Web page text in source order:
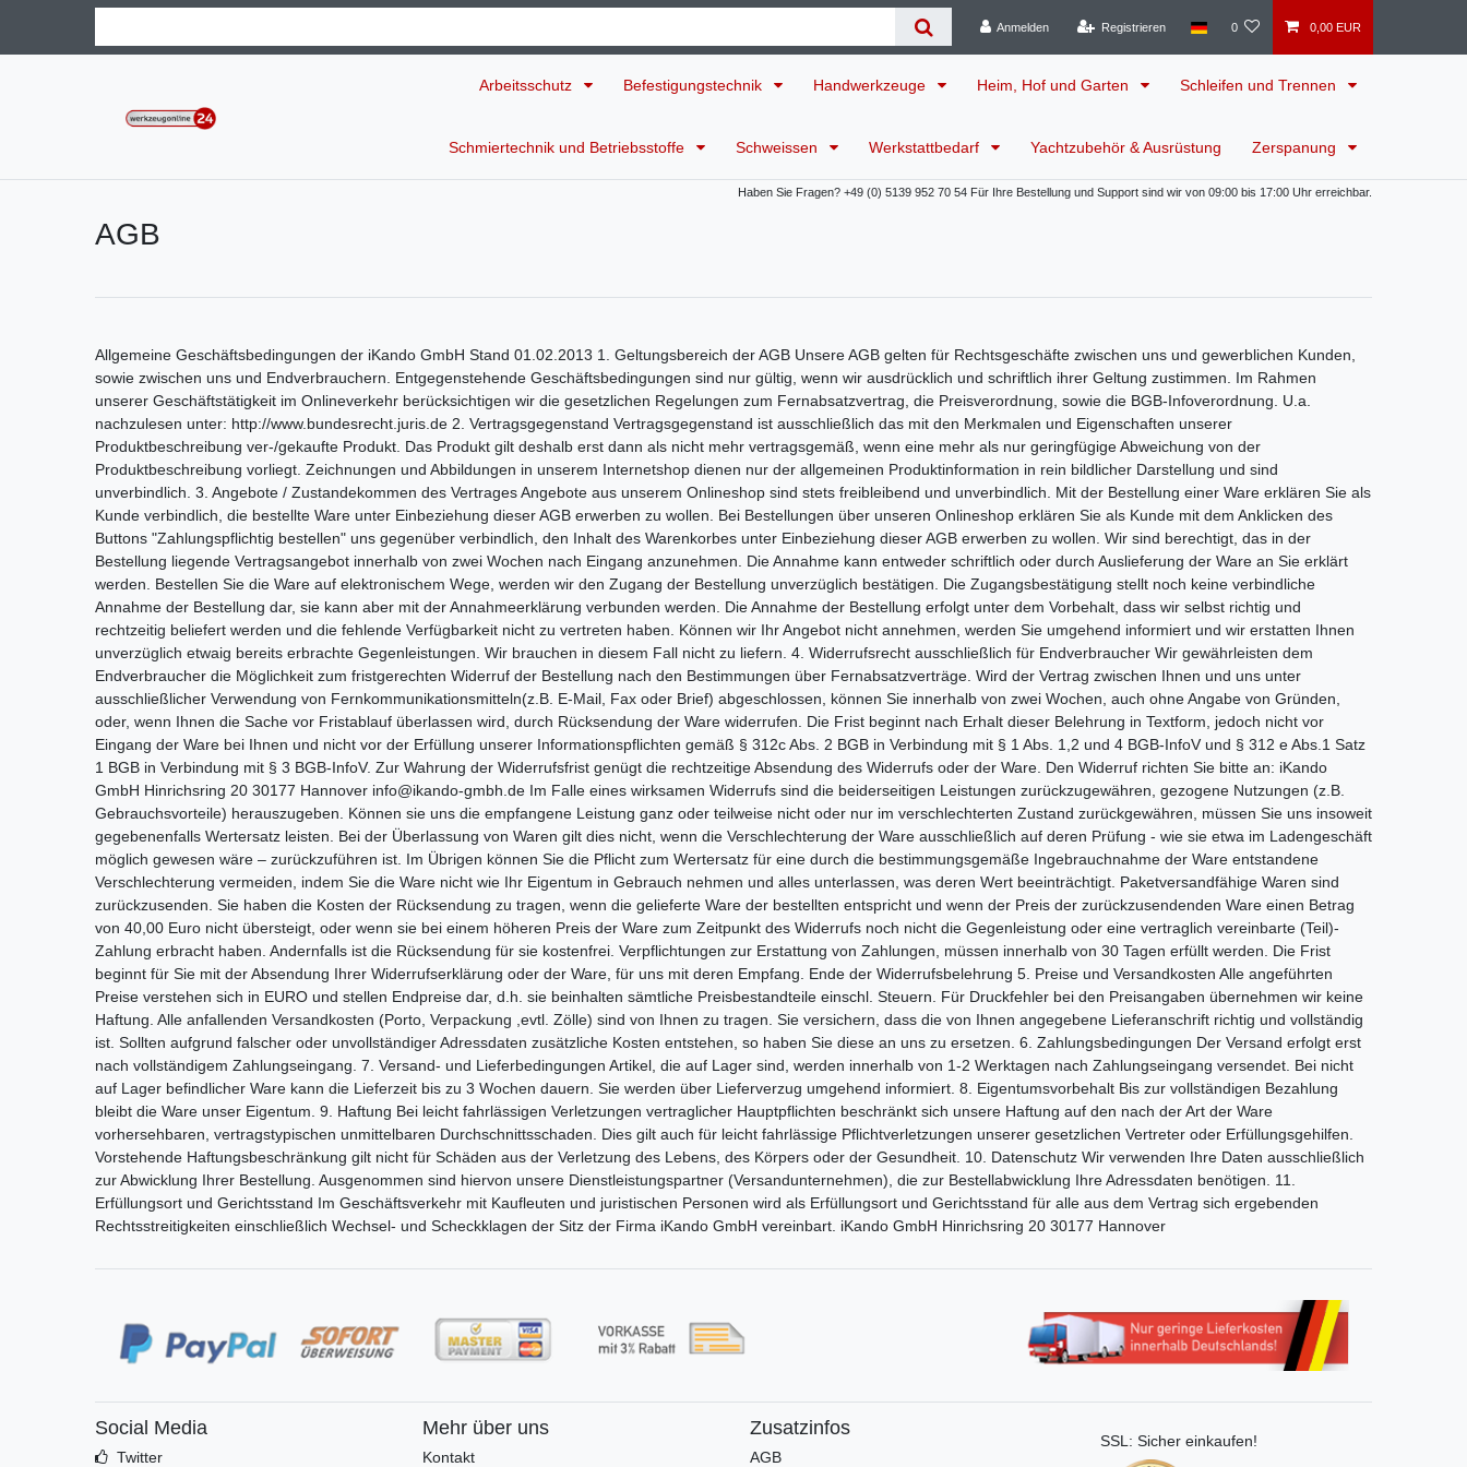
Anmelden Registrieren 0 0,00 EUR
Arbeitsschutz Befestigungstechnik Handwerkzeuge Heim, Hof und Garten Schleifen und Trennen
Schmiertechnik und Betriebsstoffe Schweissen Werkstattbedarf Yachtzubehör & Ausrüstung Zerspanung
Haben Sie Fragen? +49 (0) 5139 952 70 54 Für Ihre Bestellung und Support sind wir von 09:00 bis 17:00 Uhr erreichbar.
AGB
Allgemeine Geschäftsbedingungen der iKando GmbH Stand 01.02.2013 1. Geltungsbereich der AGB Unsere AGB gelten für Rechtsgeschäfte zwischen uns und gewerblichen Kunden,
sowie zwischen uns und Endverbrauchern. Entgegenstehende Geschäftsbedingungen sind nur gültig, wenn wir ausdrücklich und schriftlich ihrer Geltung zustimmen. Im Rahmen
unserer Geschäftstätigkeit im Onlineverkehr berücksichtigen wir die gesetzlichen Regelungen zum Fernabsatzvertrag, die Preisverordnung, sowie die BGB-Infoverordnung. U.a.
nachzulesen unter: http://www.bundesrecht.juris.de 2. Vertragsgegenstand Vertragsgegenstand ist ausschließlich das mit den Merkmalen und Eigenschaften unserer
Produktbeschreibung ver-/gekaufte Produkt. Das Produkt gilt deshalb erst dann als nicht mehr vertragsgemäß, wenn eine mehr als nur geringfügige Abweichung von der
Produktbeschreibung vorliegt. Zeichnungen und Abbildungen in unserem Internetshop dienen nur der allgemeinen Produktinformation in rein bildlicher Darstellung und sind
unverbindlich. 3. Angebote / Zustandekommen des Vertrages Angebote aus unserem Onlineshop sind stets freibleibend und unverbindlich. Mit der Bestellung einer Ware erklären Sie als
Kunde verbindlich, die bestellte Ware unter Einbeziehung dieser AGB erwerben zu wollen. Bei Bestellungen über unseren Onlineshop erklären Sie als Kunde mit dem Anklicken des
Buttons "Zahlungspflichtig bestellen" uns gegenüber verbindlich, den Inhalt des Warenkorbes unter Einbeziehung dieser AGB erwerben zu wollen. Wir sind berechtigt, das in der
Bestellung liegende Vertragsangebot innerhalb von zwei Wochen nach Eingang anzunehmen. Die Annahme kann entweder schriftlich oder durch Auslieferung der Ware an Sie erklärt
werden. Bestellen Sie die Ware auf elektronischem Wege, werden wir den Zugang der Bestellung unverzüglich bestätigen. Die Zugangsbestätigung stellt noch keine verbindliche
Annahme der Bestellung dar, sie kann aber mit der Annahmeerklärung verbunden werden. Die Annahme der Bestellung erfolgt unter dem Vorbehalt, dass wir selbst richtig und
rechtzeitig beliefert werden und die fehlende Verfügbarkeit nicht zu vertreten haben. Können wir Ihr Angebot nicht annehmen, werden Sie umgehend informiert und wir erstatten Ihnen
unverzüglich etwaig bereits erbrachte Gegenleistungen. Wir brauchen in diesem Fall nicht zu liefern. 4. Widerrufsrecht ausschließlich für Endverbraucher Wir gewährleisten dem
Endverbraucher die Möglichkeit zum fristgerechten Widerruf der Bestellung nach den Bestimmungen über Fernabsatzverträge. Wird der Vertrag zwischen Ihnen und uns unter
ausschließlicher Verwendung von Fernkommunikationsmitteln(z.B. E-Mail, Fax oder Brief) abgeschlossen, können Sie innerhalb von zwei Wochen, auch ohne Angabe von Gründen,
oder, wenn Ihnen die Sache vor Fristablauf überlassen wird, durch Rücksendung der Ware widerrufen. Die Frist beginnt nach Erhalt dieser Belehrung in Textform, jedoch nicht vor
Eingang der Ware bei Ihnen und nicht vor der Erfüllung unserer Informationspflichten gemäß § 312c Abs. 2 BGB in Verbindung mit § 1 Abs. 1,2 und 4 BGB-InfoV und § 312 e Abs.1 Satz
1 BGB in Verbindung mit § 3 BGB-InfoV. Zur Wahrung der Widerrufsfrist genügt die rechtzeitige Absendung des Widerrufs oder der Ware. Den Widerruf richten Sie bitte an: iKando
GmbH Hinrichsring 20 30177 Hannover info@ikando-gmbh.de Im Falle eines wirksamen Widerrufs sind die beiderseitigen Leistungen zurückzugewähren, gezogene Nutzungen (z.B.
Gebrauchsvorteile) herauszugeben. Können sie uns die empfangene Leistung ganz oder teilweise nicht oder nur im verschlechterten Zustand zurückgewähren, müssen Sie uns insoweit
gegebenenfalls Wertersatz leisten. Bei der Überlassung von Waren gilt dies nicht, wenn die Verschlechterung der Ware ausschließlich auf deren Prüfung - wie sie etwa im Ladengeschäft
möglich gewesen wäre – zurückzuführen ist. Im Übrigen können Sie die Pflicht zum Wertersatz für eine durch die bestimmungsgemäße Ingebrauchnahme der Ware entstandene
Verschlechterung vermeiden, indem Sie die Ware nicht wie Ihr Eigentum in Gebrauch nehmen und alles unterlassen, was deren Wert beeinträchtigt. Paketversandfähige Waren sind
zurückzusenden. Sie haben die Kosten der Rücksendung zu tragen, wenn die gelieferte Ware der bestellten entspricht und wenn der Preis der zurückzusendenden Ware einen Betrag
von 40,00 Euro nicht übersteigt, oder wenn sie bei einem höheren Preis der Ware zum Zeitpunkt des Widerrufs noch nicht die Gegenleistung oder eine vertraglich vereinbarte (Teil)-
Zahlung erbracht haben. Andernfalls ist die Rücksendung für sie kostenfrei. Verpflichtungen zur Erstattung von Zahlungen, müssen innerhalb von 30 Tagen erfüllt werden. Die Frist
beginnt für Sie mit der Absendung Ihrer Widerrufserklärung oder der Ware, für uns mit deren Empfang. Ende der Widerrufsbelehrung 5. Preise und Versandkosten Alle angeführten
Preise verstehen sich in EURO und stellen Endpreise dar, d.h. sie beinhalten sämtliche Preisbestandteile einschl. Steuern. Für Druckfehler bei den Preisangaben übernehmen wir keine
Haftung. Alle anfallenden Versandkosten (Porto, Verpackung ,evtl. Zölle) sind von Ihnen zu tragen. Sie versichern, dass die von Ihnen angegebene Lieferanschrift richtig und vollständig
ist. Sollten aufgrund falscher oder unvollständiger Adressdaten zusätzliche Kosten entstehen, so haben Sie diese an uns zu ersetzen. 6. Zahlungsbedingungen Der Versand erfolgt erst
nach vollständigem Zahlungseingang. 7. Versand- und Lieferbedingungen Artikel, die auf Lager sind, werden innerhalb von 1-2 Werktagen nach Zahlungseingang versendet. Bei nicht
auf Lager befindlicher Ware kann die Lieferzeit bis zu 3 Wochen dauern. Sie werden über Lieferverzug umgehend informiert. 8. Eigentumsvorbehalt Bis zur vollständigen Bezahlung
bleibt die Ware unser Eigentum. 9. Haftung Bei leicht fahrlässigen Verletzungen vertraglicher Hauptpflichten beschränkt sich unsere Haftung auf den nach der Art der Ware
vorhersehbaren, vertragstypischen unmittelbaren Durchschnittsschaden. Dies gilt auch für leicht fahrlässige Pflichtverletzungen unserer gesetzlichen Vertreter oder Erfüllungsgehilfen.
Vorstehende Haftungsbeschränkung gilt nicht für Schäden aus der Verletzung des Lebens, des Körpers oder der Gesundheit. 10. Datenschutz Wir verwenden Ihre Daten ausschließlich
zur Abwicklung Ihrer Bestellung. Ausgenommen sind hiervon unsere Dienstleistungspartner (Versandunternehmen), die zur Bestellabwicklung Ihre Adressdaten benötigen. 11.
Erfüllungsort und Gerichtsstand Im Geschäftsverkehr mit Kaufleuten und juristischen Personen wird als Erfüllungsort und Gerichtsstand für alle aus dem Vertrag sich ergebenden
Rechtsstreitigkeiten einschließlich Wechsel- und Scheckklagen der Sitz der Firma iKando GmbH vereinbart. iKando GmbH Hinrichsring 20 30177 Hannover
Social Media
Twitter
Mehr über uns
Kontakt
Zusatzinfos
AGB
SSL: Sicher einkaufen!